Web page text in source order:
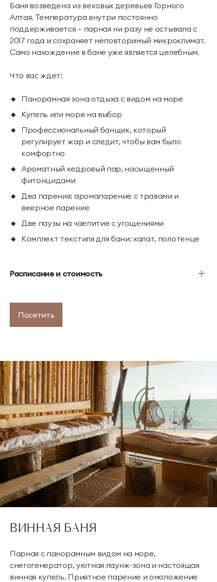
Баня возведена из вековых деревьев Горного
Алтая. Температура внутри постоянно
поддерживается — парная ни разу не остывала с
2017 года и сохраняет неповторимый микроклимат.
Само нахождение в бане уже является целебным.
Что вас ждет:
Панорамная зона отдыха с видом на море
Купель или море на выбор
Профессиональный банщик, который
регулирует жар и следит, чтобы вам было
комфортно
Ароматный кедровый пар, насыщенный
фитонцидами
Два парения: аромапарение с травами и
веерное парение
Две паузы на чаепитие с угощениями
Комплект текстиля для бани: халат, полотенце
Расписание и стоимость
Посетить
ВИННАЯ БАНЯ
Парная с панорамным видом на море,
снегогенератор, уютная лаунж-зона и настоящая
винная купель. Приятное парение и омоложение